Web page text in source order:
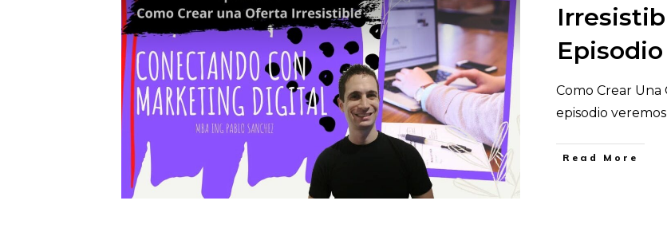
Episodio
Como Crear Una
episodio
​Read More